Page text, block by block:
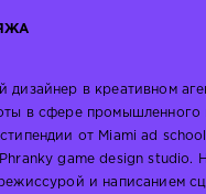
дизайнер в креативном
в сфере промышленного
стипендии от Miami ad
game design studio.
и написанием